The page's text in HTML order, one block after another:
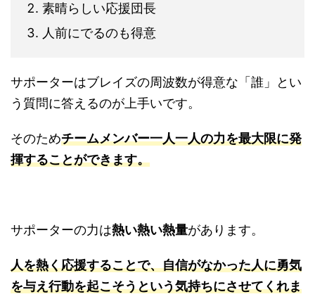
素晴らしい応援団長
人前にでるのも得意
サポーターはブレイズの周波数が得意な「誰」とい
う質問に答えるのが上手いです。
そのためチームメンバー一人一人の力を最大限に発
揮することができます。
サポーターの力は熱い熱い熱量があります。
人を熱く応援することで、自信がなかった人に勇気
を与え行動を起こそうという気持ちにさせてくれま